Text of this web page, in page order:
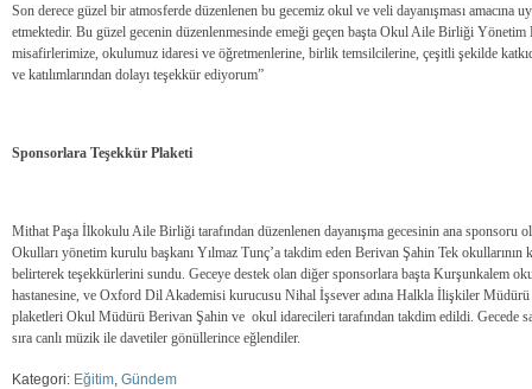
Son derece güzel bir atmosferde düzenlenen bu gecemiz okul ve veli dayanışması
etmektedir. Bu güzel gecenin düzenlenmesinde emeği geçen başta Okul Aile Birliği Yönetim
misafirlerimize, okulumuz idaresi ve öğretmenlerine, birlik temsilcilerine, çeşitli şekilde
ve katılımlarından dolayı teşekkür ediyorum”
Sponsorlara Teşekkür Plaketi
Mithat Paşa İlkokulu Aile Birliği tarafından düzenlenen dayanışma gecesinin ana sponsoru
Okulları yönetim kurulu başkanı Yılmaz Tunç’a takdim eden Berivan Şahin Tek
belirterek teşekkürlerini sundu. Geceye destek olan diğer sponsorlara başta Kurşunkalem
hastanesine, ve Oxford Dil Akademisi kurucusu Nihal İşsever adına Halkla İlişkiler
plaketleri Okul Müdürü Berivan Şahin ve okul idarecileri tarafından takdim edildi. Gecede
sıra canlı müzik ile davetiler gönüllerince eğlendiler.
Kategori: Eğitim, Gündem